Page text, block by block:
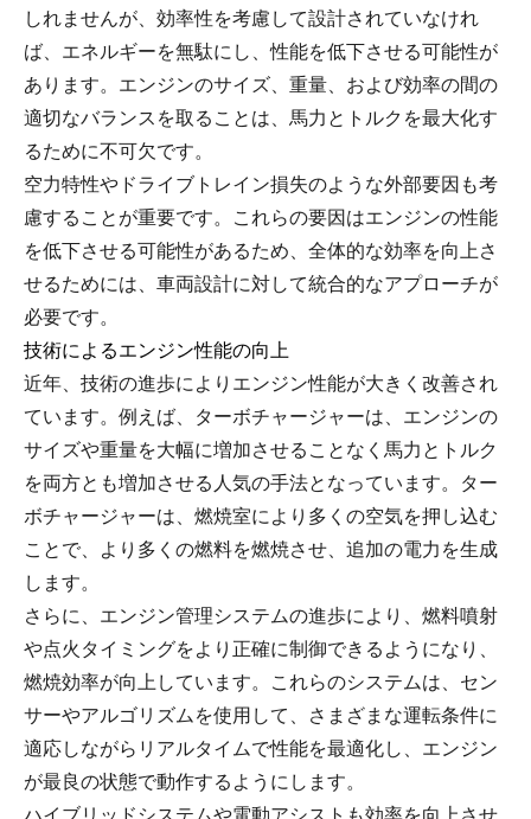
しれませんが、効率性を考慮して設計されていなけれ
ば、エネルギーを無駄にし、性能を低下させる可能性が
あります。エンジンのサイズ、重量、および効率の間の
適切なバランスを取ることは、馬力とトルクを最大化す
るために不可欠です。
空力特性やドライブトレイン損失のような外部要因も考
慮することが重要です。これらの要因はエンジンの性能
を低下させる可能性があるため、全体的な効率を向上さ
せるためには、車両設計に対して統合的なアプローチが
必要です。
技術によるエンジン性能の向上
近年、技術の進歩によりエンジン性能が大きく改善され
ています。例えば、ターボチャージャーは、エンジンの
サイズや重量を大幅に増加させることなく馬力とトルク
を両方とも増加させる人気の手法となっています。ター
ボチャージャーは、燃焼室により多くの空気を押し込む
ことで、より多くの燃料を燃焼させ、追加の電力を生成
します。
さらに、エンジン管理システムの進歩により、燃料噴射
や点火タイミングをより正確に制御できるようになり、
燃焼効率が向上しています。これらのシステムは、セン
サーやアルゴリズムを使用して、さまざまな運転条件に
適応しながらリアルタイムで性能を最適化し、エンジン
が最良の状態で動作するようにします。
ハイブリッドシステムや電動アシストも効率を向上させ